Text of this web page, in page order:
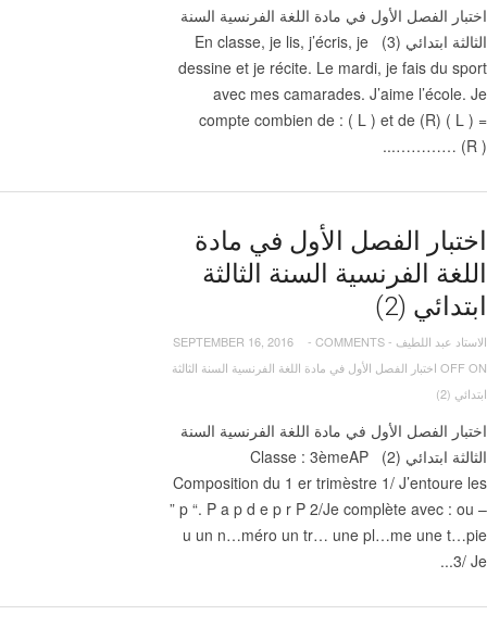
اختبار الفصل الأول في مادة اللغة الفرنسية السنة
الثالثة ابتدائي (3) En classe, je lis, j’écris, je
dessine et je récite. Le mardi, je fais du sport
avec mes camarades. J’aime l’école. Je
compte combien de : ( L ) et de (R) ( L ) =
………… (R )...
اختبار الفصل الأول في مادة
اللغة الفرنسية السنة الثالثة
ابتدائي (2)
الاستاد عبد اللطيف -
SEPTEMBER 16, 2016 - COMMENTS
OFF ON اختبار الفصل الأول في مادة اللغة الفرنسية السنة الثالثة
ابتدائي (2)
اختبار الفصل الأول في مادة اللغة الفرنسية السنة
الثالثة ابتدائي (2) Classe : 3èmeAP
Composition du 1 er trimèstre 1/ J’entoure les
” p “. P a p d e p r P 2/Je complète avec : ou –
u un n…méro un tr… une pl…me une t…pie
3/ Je...